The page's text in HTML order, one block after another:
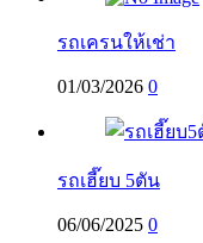
รถเครนให้เช่า
01/03/2026 0
รถเฮี๊ยบ 5ตัน
06/06/2025 0